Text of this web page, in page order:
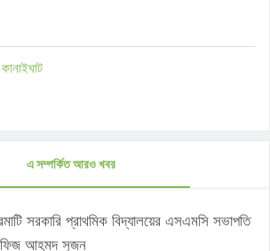
এ সম্পর্কিত আরও খবর
সরকারি প্রাথমিক বিদ্যালয়ের এসএমসি সভাপতি
আহমদ সুজন